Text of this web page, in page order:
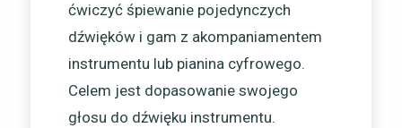
ćwiczyć śpiewanie pojedynczych
dźwięków i gam z akompaniamentem
instrumentu lub pianina cyfrowego.
Celem jest dopasowanie swojego
głosu do dźwięku instrumentu.